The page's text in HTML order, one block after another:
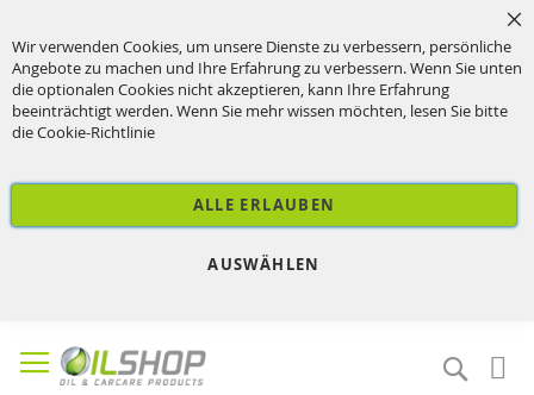
Wir verwenden Cookies, um unsere Dienste zu verbessern, persönliche
Angebote zu machen und Ihre Erfahrung zu verbessern. Wenn Sie unten
die optionalen Cookies nicht akzeptieren, kann Ihre Erfahrung
beeinträchtigt werden. Wenn Sie mehr wissen möchten, lesen Sie bitte
dieCookie-Richtlinie
ALLE ERLAUBEN
AUSWÄHLEN
zum
Inhalt
Suche